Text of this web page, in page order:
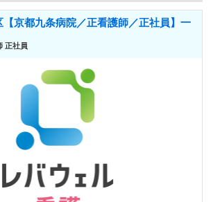
京都九条病院／正看護師／正社員】一
正社員